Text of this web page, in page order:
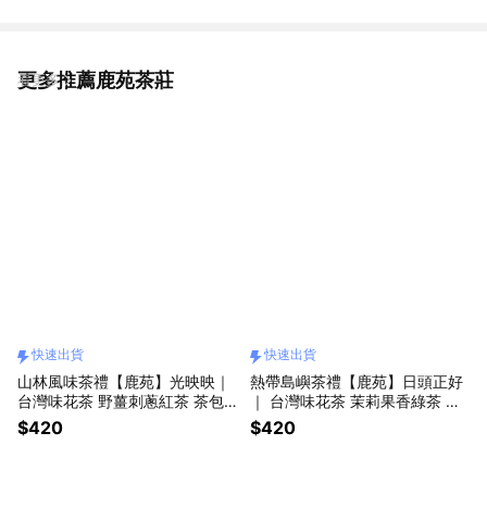
更多推薦鹿苑茶莊
看更多
快速出貨
山林風味茶禮【鹿苑】光映映｜
台灣味花茶 野薑刺蔥紅茶 茶包
「快速出貨」
$420
快速出貨
熱帶島嶼茶禮【鹿苑】日頭正好
｜ 台灣味花茶 茉莉果香綠茶 茶
包「快速出貨」
$420